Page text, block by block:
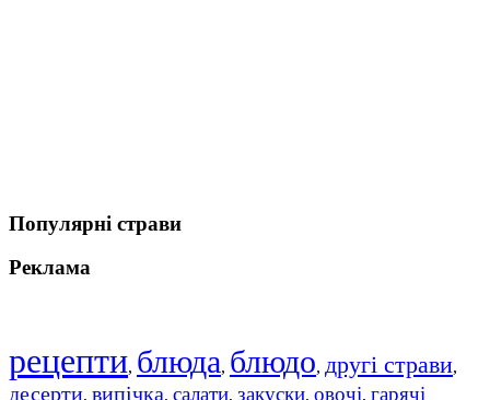
Популярні страви
Реклама
рецепти, блюда, блюдо, другі страви,
десерти, випічка, салати, закуски, овочі, гарячі